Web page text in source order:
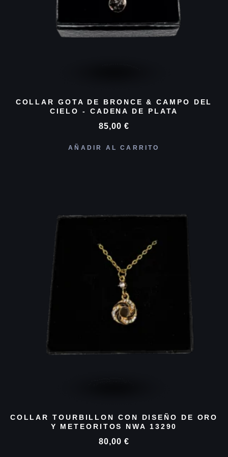
COLLAR GOTA DE BRONCE & CAMPO DEL
CIELO - CADENA DE PLATA
85,00 €
AÑADIR AL CARRITO
COLLAR TOURBILLON CON DISEÑO DE ORO
Y METEORITOS NWA 13290
80,00 €